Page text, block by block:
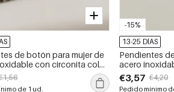
de botón para mujer de
con circonita color
al agua y con forma
de 1 ud.
-15%
13-25 DÍAS
Pendientes
acero
€3,57 €4,20
Pedido mínimo